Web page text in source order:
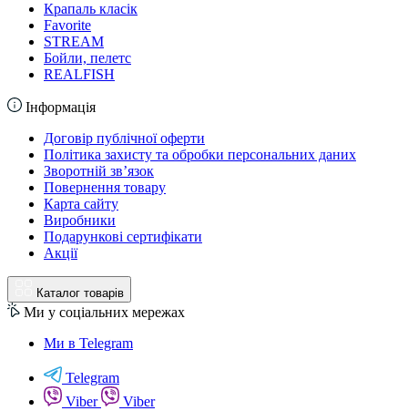
Крапаль класік
Favorite
STREAM
Бойли, пелетс
REALFISH
Інформація
Договір публічної оферти
Політика захисту та обробки персональних даних
Зворотній зв’язок
Повернення товару
Карта сайту
Виробники
Подарункові сертифікати
Акції
Каталог товарів
Ми у соціальних мережах
Ми в Telegram
Telegram
Viber
Viber